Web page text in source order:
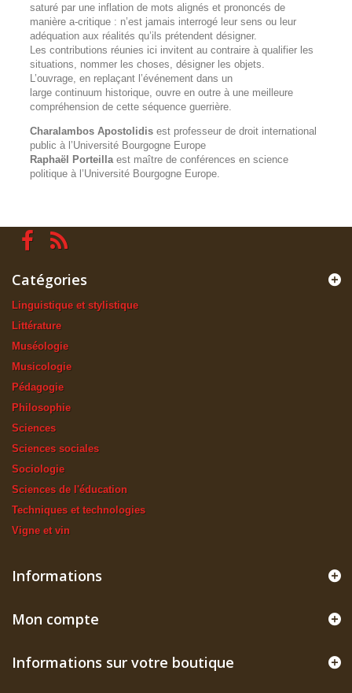
saturé par une inflation de mots alignés et prononcés de
manière a-critique : n’est jamais interrogé leur sens ou leur
adéquation aux réalités qu’ils prétendent désigner.
Les contributions réunies ici invitent au contraire à qualifier les
situations, nommer les choses, désigner les objets.
L’ouvrage, en replaçant l’événement dans un
large continuum historique, ouvre en outre à une meilleure
compréhension de cette séquence guerrière.
Charalambos Apostolidis est professeur de droit international
public à l’Université Bourgogne Europe
Raphaël Porteillaest maître de conférences en science
politique à l’Université Bourgogne Europe.
Catégories
Linguistique et stylistique
Littérature
Muséologie
Musicologie
Pédagogie
Philosophie
Sciences
Sciences sociales
Sociologie
Sciences de l'éducation
Techniques et technologies
Vigne et vin
Informations
Mon compte
Informations sur votre boutique